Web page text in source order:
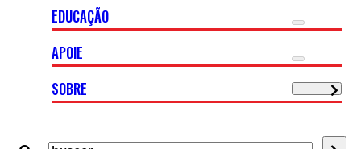
EDUCAÇÃO
APOIE
SOBRE